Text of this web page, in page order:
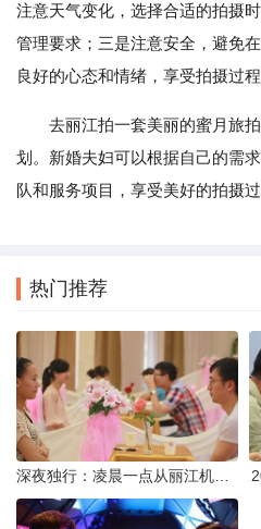
注意天气变化，选择合适的拍摄
管理要求；三是注意安全，避免
良好的心态和情绪，享受拍摄过程
去丽江拍一套美丽的蜜月旅
划。新婚夫妇可以根据自己的需
队和服务项目，享受美好的拍摄
热门推荐